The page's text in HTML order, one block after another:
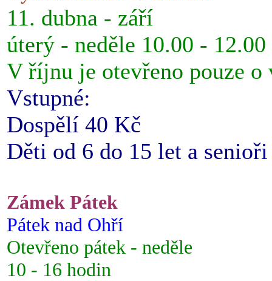
11. dubna - září
úterý - neděle 10.00 -
V říjnu je otevřeno pouze o
Vstupné:
Dospělí 40 Kč
Děti od 6 do 15 let a
Zámek Pátek
Pátek nad Ohří
Otevřeno pátek - neděle
10 - 16 hodin